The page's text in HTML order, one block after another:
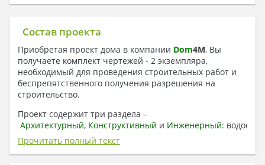
Состав проекта
Приобретая проект дома в компании Dom4M, Вы
получаете комплект чертежей - 2 экземпляра,
необходимый для проведения строительных работ и
беспрепятственного получения разрешения на
строительство.
Проект содержит три раздела –
Архитектурный, Конструктивный и Инженерный:
отопление, вентиляция, канализация,
электроснабжение (приобретается за дополнительную
плату) + Пояснительная записка.
Прочитать полный текст